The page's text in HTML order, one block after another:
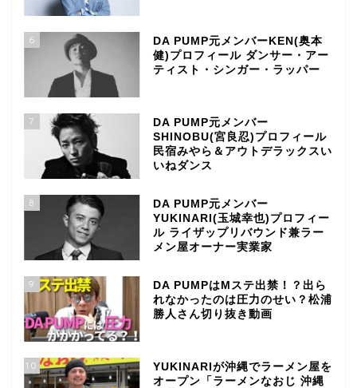
6
DA PUMP元メンバーKEN(奥本
健)プロフィール ダンサー・アー
ティスト・シンガー・ラッパー
7
DA PUMP元メンバー
SHINOBU(宮良忍)プロフィール
民宿みやら＆アウトデラックスい
いねダンス
8
DA PUMP元メンバー
YUKINARI(玉城幸也)プロフィー
ル ライザップリバウンド兼ラー
メン屋オーナー実業家
9
DA PUMPはMステ出禁！？出ら
れなかったのは圧力のせい？松浦
勝人さん切り抜き動画
10
YUKINARIが沖縄でラーメン屋を
オープン「ラーメンなおじ 沖縄